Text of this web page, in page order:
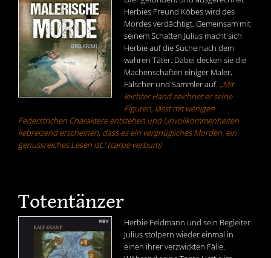
Herbies Freund Köbes wird des
Mordes verdächtigt. Gemeinsam mit
seinem Schatten Julius macht sich
Herbie auf die Suche nach dem
wahren Täter. Dabei decken sie die
Machenschaften einiger Maler,
Fälscher und Sammler auf. „Mit
leichter Hand zeichnet er seine
Figuren, lässt mit wenigen
Federstrichen Charaktere entstehen und Unvollkommenheiten
liebreizend erscheinen, dass es ein vergnügliches Morden, ein
genussreiches Lesen ist.“ (carpe verbum)
Totentänzer
Herbie Feldmann und sein Begleiter
Julius stolpern wieder einmal in
einen ihrer verzwickten Fälle.